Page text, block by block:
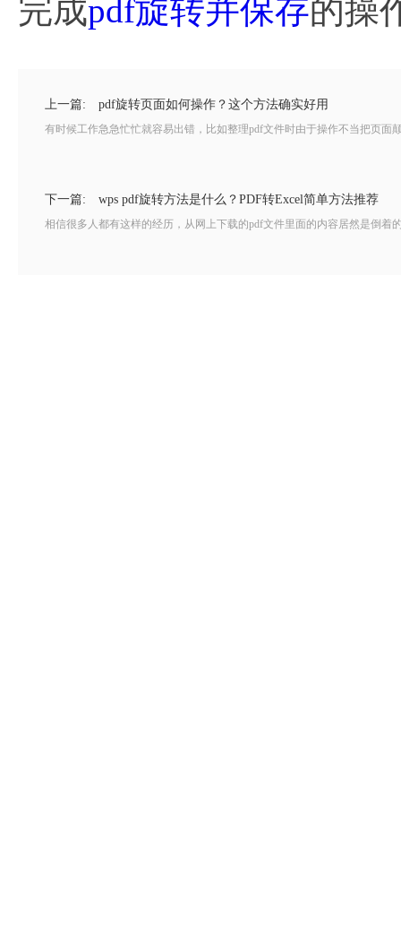
完成pdf旋转并保存的操
上一篇: pdf旋转页面如何操作？这个方法确实好用
有时候工作急急忙忙就容易出错，比如整理pdf文件时由于操作不当把页
下一篇: wps pdf旋转方法是什么？PDF转Excel简单方法推荐
相信很多人都有这样的经历，从网上下载的pdf文件里面的内容居然是倒